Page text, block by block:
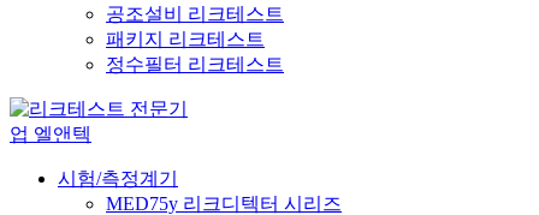
공조설비 리크테스트
패키지 리크테스트
정수필터 리크테스트
시험/측정계기
MED75y 리크디텍터 시리즈